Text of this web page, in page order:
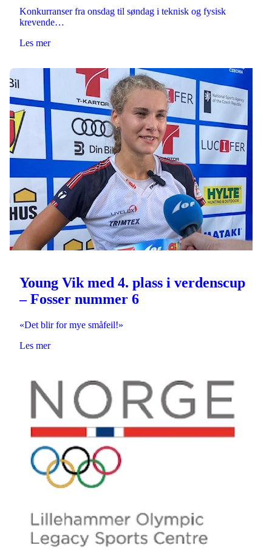
Konkurranser fra onsdag til søndag i teknisk og fysisk
krevende…
Les mer
Young Vik med 4. plass i verdenscup
– Fosser nummer 6
«Det blir for mye småfeil!»
Les mer